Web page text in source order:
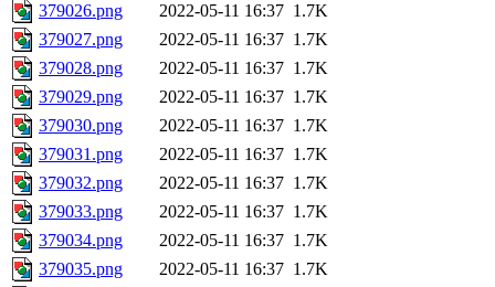
379026.png
2022-05-11 16:37 1.7K
379027.png
2022-05-11 16:37 1.7K
379028.png
2022-05-11 16:37 1.7K
379029.png
2022-05-11 16:37 1.7K
379030.png
2022-05-11 16:37 1.7K
379031.png
2022-05-11 16:37 1.7K
379032.png
2022-05-11 16:37 1.7K
379033.png
2022-05-11 16:37 1.7K
379034.png
2022-05-11 16:37 1.7K
379035.png
2022-05-11 16:37 1.7K